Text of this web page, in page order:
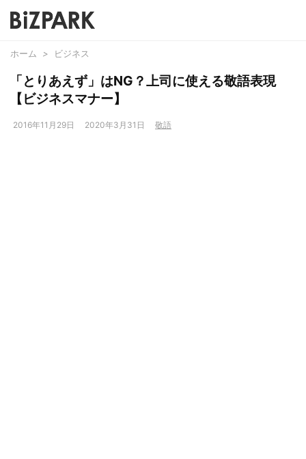
ホーム > ビジネス
「とりあえず」はNG？上司に使える敬語表現
【ビジネスマナー】
2016年11月29日 2020年3月31日 敬語